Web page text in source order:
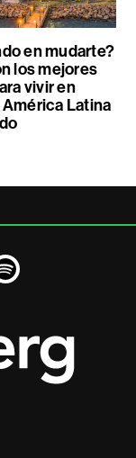
en mudarte?
los mejores
vivir en
Latina